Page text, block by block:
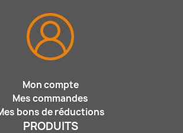
Mon compte
Mes commandes
bons de réductions
PRODUITS